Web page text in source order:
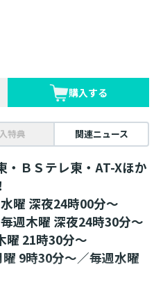
購入する
特典 関連ニュース
・ＢＳテレ東・AT-Xほか
曜 深夜24時00分～
週木曜 深夜24時30分～
21時30分～
曜 9時30分～／毎週水曜